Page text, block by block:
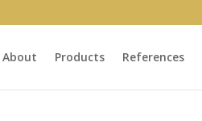
About Products References